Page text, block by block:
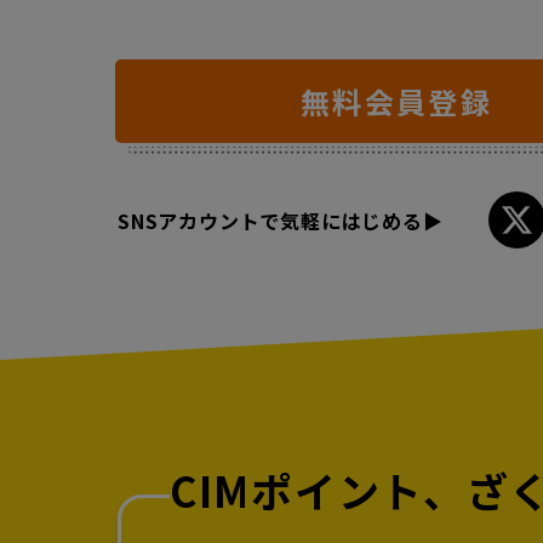
無料会員登録
SNSアカウントで気軽にはじめる▶︎
CIMポイント、ざ